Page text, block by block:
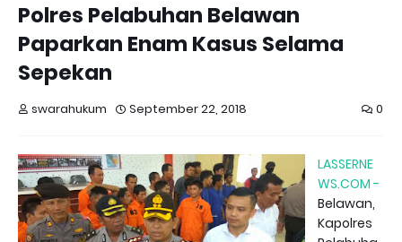
Polres Pelabuhan Belawan
Paparkan Enam Kasus Selama
Sepekan
swarahukum September 22, 2018 0
LASSERNE
WS.COM -
Belawan,
Kapolres